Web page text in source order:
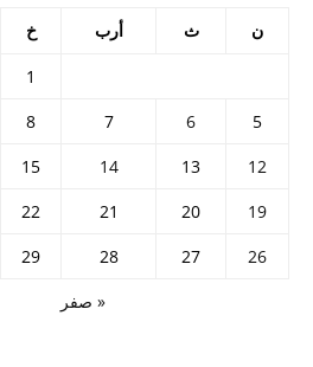
ن ث أرب خ
« صفر
1
5
6
7
8
12
13
14
15
19
20
21
22
26
27
28
29